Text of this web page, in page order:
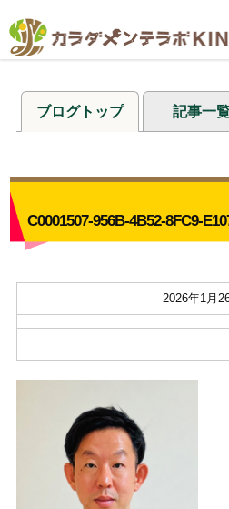
ブログトップ 記事一
C0001507-956B-4B52-8FC9-
2026年1月